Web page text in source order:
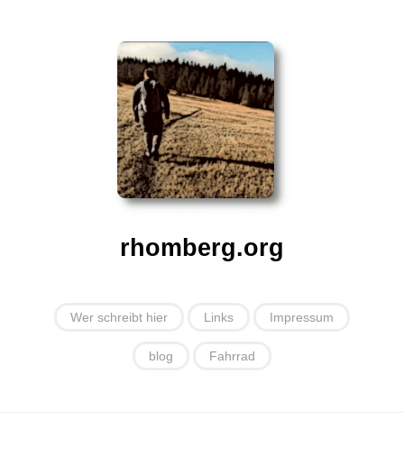
rhomberg.org
Wer schreibt hier Links Impressum
blog Fahrrad